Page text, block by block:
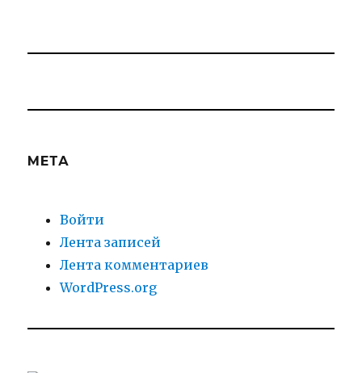
МЕТА
Войти
Лента записей
Лента комментариев
WordPress.org